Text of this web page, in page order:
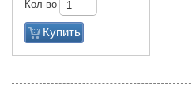
Кол-во
Купить